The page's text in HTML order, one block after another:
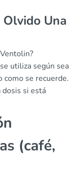
Una
utiliza según sea
como se recuerde.
dosis si está
(café,